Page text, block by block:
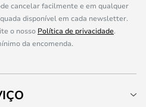
cancelar facilmente e em qualquer
disponível em cada newsletter.
o nosso Política de privacidade.
da encomenda.